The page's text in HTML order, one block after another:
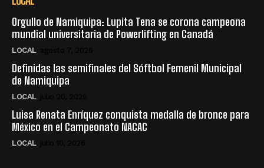
Orgullo de Namiquipa: Lupita Tena se corona campeona
mundial universitaria de Powerlifting en Canadá
LOCAL
Definidas las semifinales del Sóftbol Femenil Municipal
de Namiquipa
LOCAL
Luisa Renata Enríquez conquista medalla de bronce para
México en el Campeonato NACAC
LOCAL